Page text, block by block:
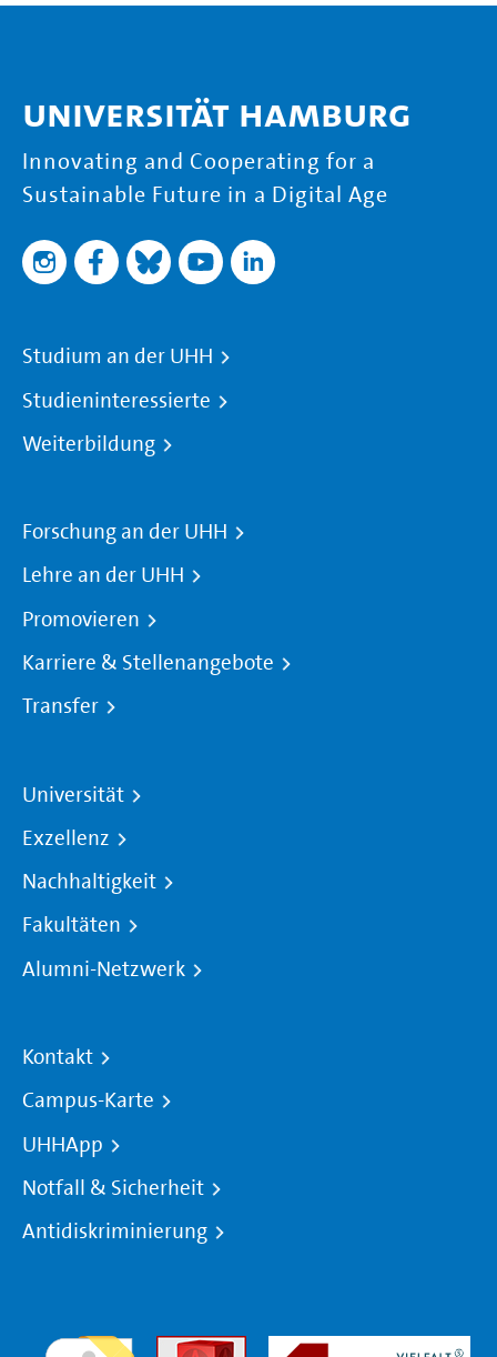
Universität Hamburg
Innovating and Cooperating for a
Sustainable Future in a Digital Age
Studium an der UHH
Studieninteressierte
Weiterbildung
Forschung an der UHH
Lehre an der UHH
Promovieren
Karriere & Stellenangebote
Transfer
Universität
Exzellenz
Nachhaltigkeit
Fakultäten
Alumni-Netzwerk
Kontakt
Campus-Karte
UHHApp
Notfall & Sicherheit
Antidiskriminierung